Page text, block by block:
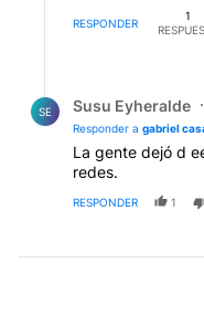
RESPONDER
1
SE Susu Eyheralde
Responder a gabriel
La gente dejó d
redes.
RESPONDER 1